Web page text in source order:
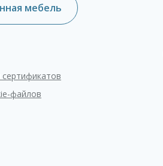
мебель
файлов